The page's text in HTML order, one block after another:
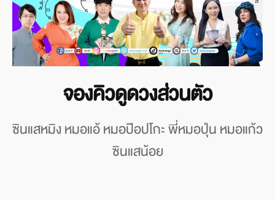
จองคิวดูดวงส่วนตัว
ซินแสหมิง หมอแอ้ หมอป๊อปโกะ พี่หมอปุ่น หมอแก้ว
ซินแสน้อย